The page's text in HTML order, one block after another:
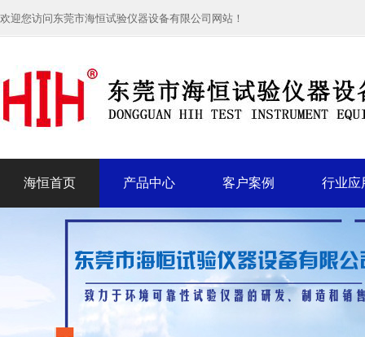
欢迎您访问东莞市海恒试验仪器设备有限公司网站！
海恒首页 产品中心 客户案例 行业应